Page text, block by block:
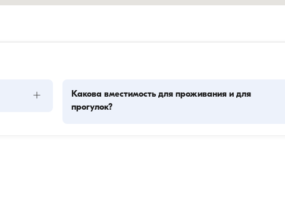
+
Какова вместимость для проживания и для
прогулок?